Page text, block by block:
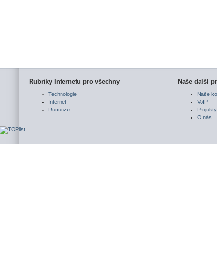
Rubriky Internetu pro všechny
Technologie
Internet
Recenze
Naše další
Naše
VoIP
Projekty
O nás